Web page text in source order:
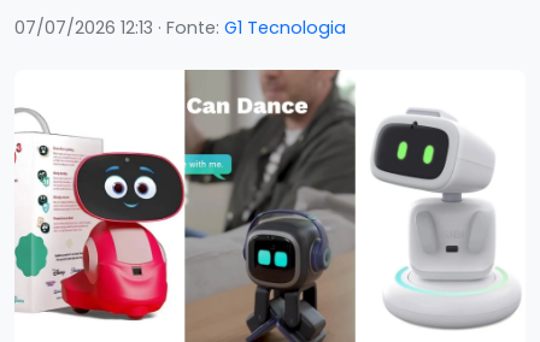
07/07/2026 12:13 · Fonte: G1 Tecnologia